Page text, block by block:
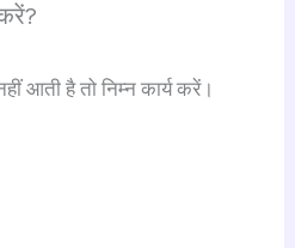
आती है तो निम्न कार्य करें।